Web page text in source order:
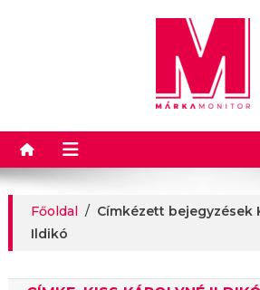
Márkamonitor
Főoldal / Címkézett bejegyzések
Ildikó